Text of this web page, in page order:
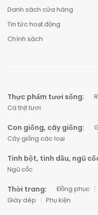
Danh sách cửa hàng
Tin tức hoạt động
Chính sách
Thực phẩm tươi sống:
Cá thịt tươi
Con giống, cây giống:
Cây giống các loại
Tinh bột, tinh dầu, ngũ
Ngũ cốc
Thời trang: Đồng phục
Giày dép
Phụ kiện